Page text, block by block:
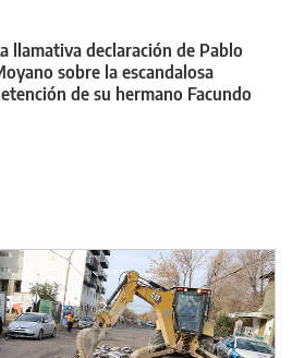
llamativa declaración de Pablo
sobre la escandalosa
de su hermano Facundo